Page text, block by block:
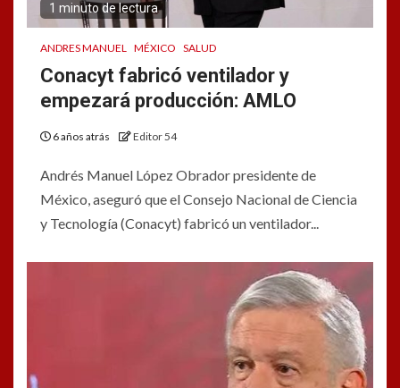
1 minuto de lectura
ANDRES MANUEL MÉXICO SALUD
Conacyt fabricó ventilador y
empezará producción: AMLO
6 años atrás Editor 54
Andrés Manuel López Obrador presidente de
México, aseguró que el Consejo Nacional de Ciencia
y Tecnología (Conacyt) fabricó un ventilador...